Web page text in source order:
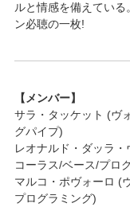
ルと情感を備えてい
ン必聴の一枚!
【メンバー】
サラ・タッケット (ヴ
グパイプ)
レオナルド・ダッラ
コーラス/ベース/プロ
マルコ・ポヴォーロ (
プログラミング)